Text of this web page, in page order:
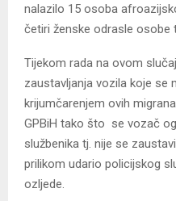
nalazilo 15 osoba
četiri ženske odrasle osobe
Tijekom rada na ovom
zaustavljanja vozila koje se
krijumčarenjem ovih
GPBiH tako što se vozač
službenika tj. nije se
prilikom udario policijskog
ozljede.